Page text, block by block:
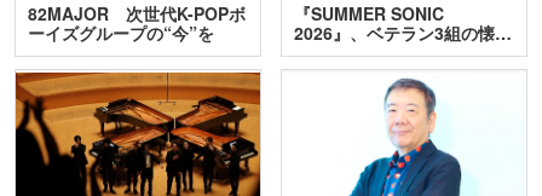
82MAJOR 次世代K-POPボ
ーイズグループの“今”を
訊…
『SUMMER SONIC
2026』、ベテラン3組の懐…